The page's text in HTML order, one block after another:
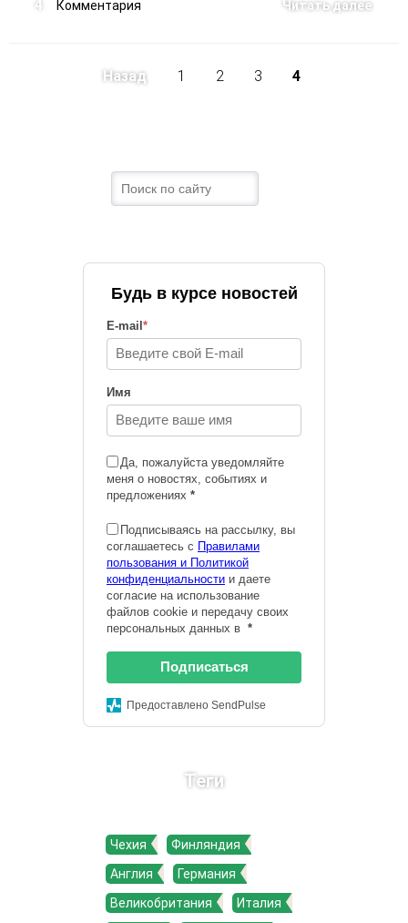
4 Комментария Читать далее
Назад 1 2 3 4
Будь в курсе новостей
E-mail*
Имя
Да, пожалуйста уведомляйте
меня о новостях, событиях и
предложениях *
Подписываясь на рассылку, вы
соглашаетесь с Правилами
пользования и Политикой
конфиденциальности и даете
согласие на использование
файлов cookie и передачу своих
персональных данных в *
Подписаться
Предоставлено SendPulse
Теги
Чехия
Финляндия
Англия
Германия
Великобритания
Италия